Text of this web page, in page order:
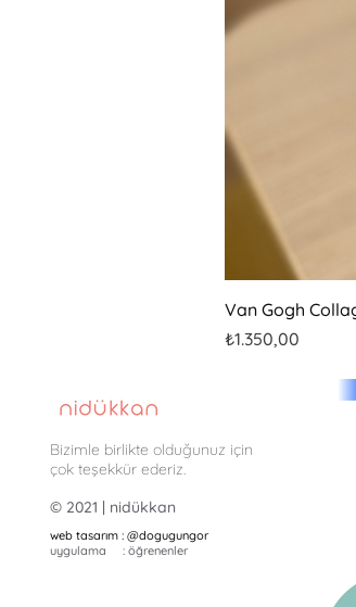
Van Gogh
Fiyat
₺1.350,00
Bizimle birlikte olduğunuz için
çok teşekkür ederiz.
© 2021 | nidükkan
web tasarım : @dogugungor
uygulama : öğrenenler